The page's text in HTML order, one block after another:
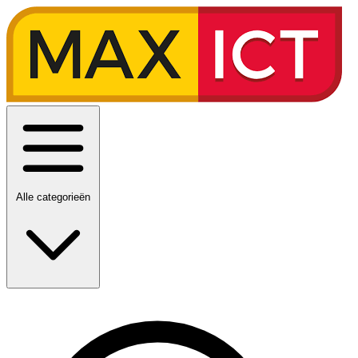
Alle categorieën